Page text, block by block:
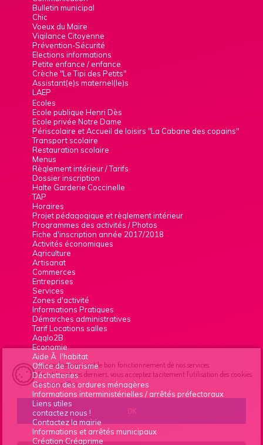
Les cookies assurent le bon fonctionnement de nos services.
En utilisant ces derniers, vous acceptez tacitement l'utilisation des cookies.
en savoir Plus
OK
Bulletin municipal
Chic
Voeux du Maire
Vigilance Citoyenne
Prévention-Sécurité
Elections informations
Petite enfance / enfance
Crèche "Le Tipi des Petits"
Assistant(e)s maternel(le)s
LAEP
Ecoles
Ecole publique Henri Dès
Ecole privée Notre Dame
Périscolaire et Accueil de loisirs "La Cabane des copains"
Transport scolaire
Restauration scolaire
Menus
Règlement intérieur / Tarifs
Dossier inscription
Halte Garderie Coccinelle
TAP
Horaires
Projet pédagogique et règlement intérieur
Programmes des activités / Photos
Fiche d'inscription année 2017/2018
Activités économiques
Agriculture
Artisanat
Commerces
Entreprises
Services
Zones d'activité
Informations Pratiques
Démarches administratives
Tarif Locations salles
Agglo2B
Economie
Aide Ã l'habitat
Office de Tourisme
Déchetteries
Gestion des ordures ménagères
Informations interministérielles / arrêtés préfectoraux
Liens utiles
contactez nous !
Contactez la mairie
Informations et arrêtés municipaux
Création Créaprime